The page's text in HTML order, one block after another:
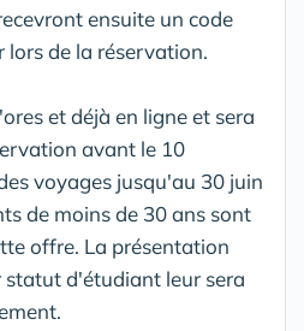
ensuite un code
de la réservation.
et déjà en ligne et sera
avant le 10
voyages jusqu'au 30 juin
de moins de 30 ans sont
offre. La présentation
d'étudiant leur sera